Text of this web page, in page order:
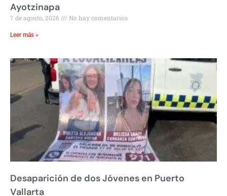
Ayotzinapa
7 de agosto, 2026 No hay comentarios
Leer más »
Desaparición de dos Jóvenes en Puerto
Vallarta